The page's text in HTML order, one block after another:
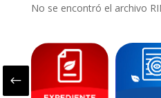
No se encontró el archivo
#